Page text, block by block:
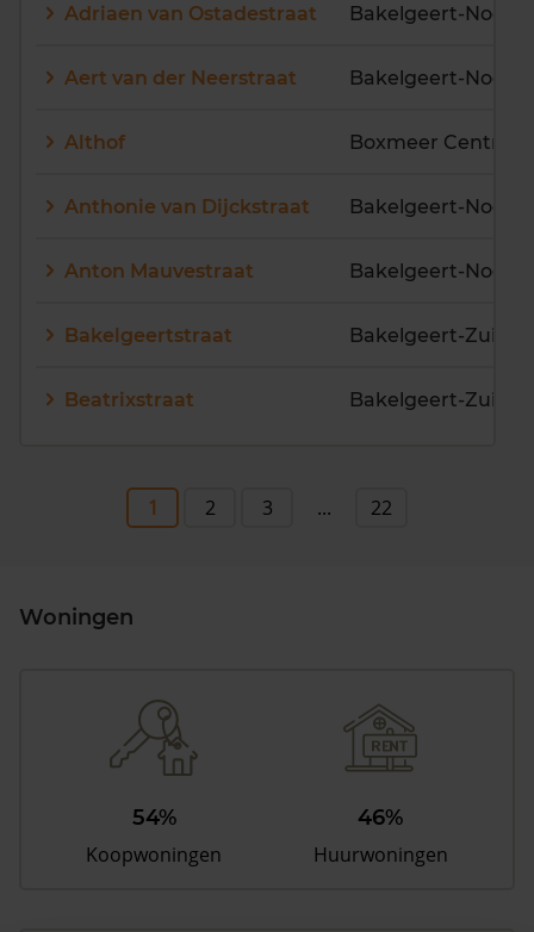
Adriaen van Ostadestraat Bakelgeert-Noord
Aert van der Neerstraat Bakelgeert-Noord
Althof Boxmeer Centrum
Anthonie van Dijckstraat Bakelgeert-Noord
Anton Mauvestraat Bakelgeert-Noord
Bakelgeertstraat Bakelgeert-Zuid
Beatrixstraat Bakelgeert-Zuid
1 2 3 ... 22
Woningen
54%
Koopwoningen
46%
Huurwoningen